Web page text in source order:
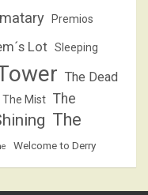
Premios
Lot Sleeping
The Dead
The Mist The
The
Welcome to Derry